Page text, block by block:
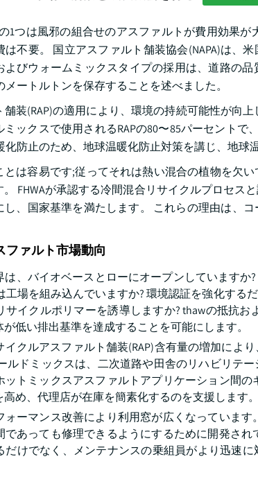
1つは風邪の組合せのアスファルトが費用効果
不要。 国立アスファルト舗装協会(NAPA)は、
びウォームミックスタイプの採用は、道路の
ートルトンを保存することを述べました。
装(RAP)の適用により、環境の持続可能性が向
ックスで使用されるRAPの80〜85パーセントで
防止のため、地球温暖化防止対策を講じ、地球
とは容易です;従ってそれは熱い混合の植物を欠
FHWAが承認する冷間混合リサイクルプロセス
、国家基準を満たします。 これらの理由は、
ファルト市場動向
は、バイオベースとローにオープンしていますか
工場を組み込んでいますか? 環境認証を強化する
サイクルポリマーを誘導しますか? thawの抵抗
低い排出基準を達成することを可能にします。
クルアスファルト舗装(RAP)含有量の増加によ
ルドミックスは、二次道路や田舎のリハビリテ
ットミックスアスファルトアプリケーション間
め、代理店が在庫を簡素化するのを支援します。
ォーマンス改善により利用窓が広くなっていま
であっても修理できるようにするために開発さ
だけでなく、メンテナンスの乗組員がより迅速